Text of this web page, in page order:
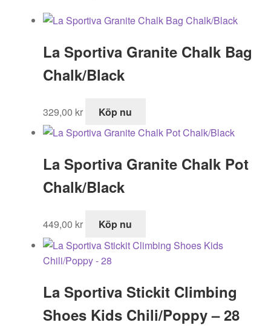
La Sportiva Granite Chalk Bag
Chalk/Black
329,00 kr Köp nu
La Sportiva Granite Chalk Pot
Chalk/Black
449,00 kr Köp nu
La Sportiva Stickit Climbing
Shoes Kids Chili/Poppy – 28